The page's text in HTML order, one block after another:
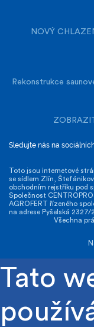
NOVÝ
Rekonstrukce
Sledujte nás na
Toto jsou internetové
se sídlem Zlín,
obchodním rejstříku pod
Společnost
AGROFERT řízeného
na adrese Pyšelská
Všechna
Tato